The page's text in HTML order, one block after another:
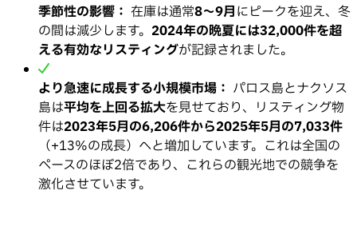
季節性の影響： 在庫は通常8〜9月にピークを迎え、冬
の間は減少します。 2024年の晩夏には32,000件を超
える有効なリスティングが記録されました。
より急速に成長する小規模市場： パロス島とナクソス
島は平均を上回る拡大を見せており、リスティング物
件は2023年5月の6,206件から2025年5月の7,033件
（+13%の成長）へと増加しています。これは全国の
ペースのほぼ2倍であり、これらの観光地での競争を
激化させています。